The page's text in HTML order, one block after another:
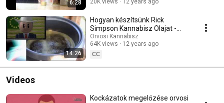
6:28
14:26
Hogyan készítsünk Rick
Simpson Kannabisz Olajat -
Lépésről lépésre
Orvosi Kannabisz
64K views
12 years ago
CC
Videos
Kockázatok megelőzése orvosi